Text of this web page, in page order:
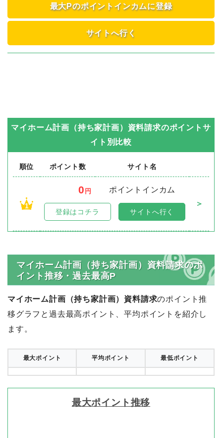
最大Pのポイントインカムに登録
サイトへ行く
マイホーム計画（持ち家計画）資料請求のポイントサ
イト別比較
順位 ポイント数 サイト名
1
0 円
ポイントインカム
＞
登録はコチラ サイトへ行く
マイホーム計画（持ち家計画）資料請求のポ
イント推移・過去最高P
マイホーム計画（持ち家計画）資料請求のポイント推
移グラフと過去最高ポイント、平均ポイントを紹介し
ます。
最大ポイント 平均ポイント 最低ポイント
最大ポイント推移